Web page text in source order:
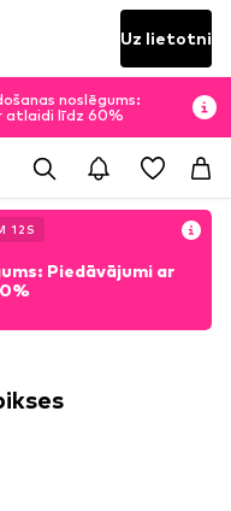
Uz lietotni
noslēgums:
atlaidi līdz 60%
10 S
Piedāvājumi ar